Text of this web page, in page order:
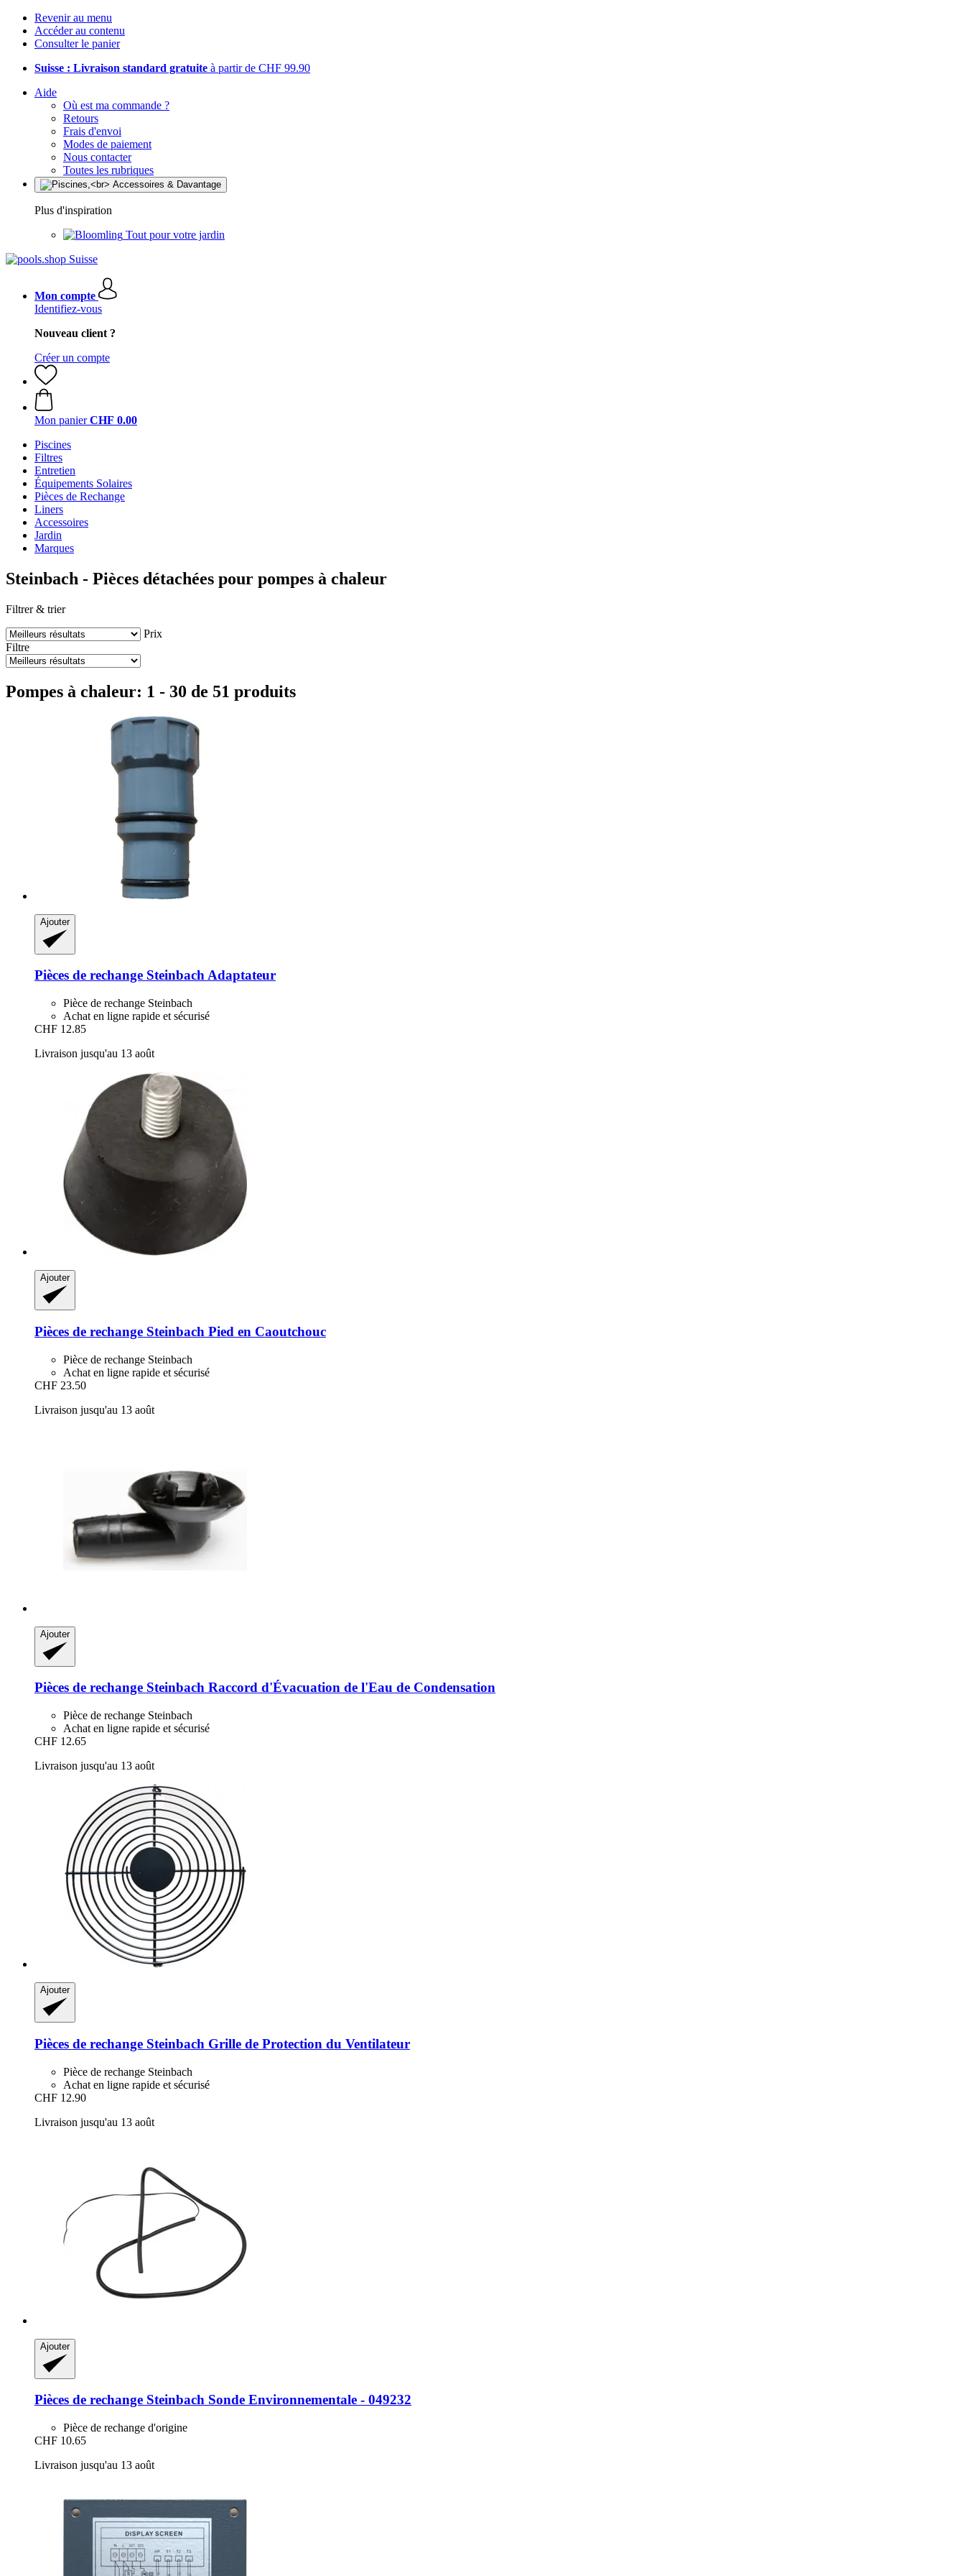
Revenir au menu
Accéder au contenu
Consulter le panier
Suisse : Livraison standard gratuite à partir de CHF 99.90
Aide
Où est ma commande ?
Retours
Frais d'envoi
Modes de paiement
Nous contacter
Toutes les rubriques
Plus d'inspiration
Tout pour votre jardin
Mon compte
Identifiez-vous
Nouveau client ?
Créer un compte
Mon panier CHF 0.00
Piscines
Filtres
Entretien
Équipements Solaires
Pièces de Rechange
Liners
Accessoires
Jardin
Marques
Steinbach - Pièces détachées pour pompes à chaleur
Filtrer & trier
Prix
Filtre
Pompes à chaleur: 1 - 30 de 51 produits
Ajouter
Pièces de rechange SteinbachAdaptateur
Pièce de rechange Steinbach
Achat en ligne rapide et sécurisé
CHF 12.85
Livraison jusqu'au 13 août
Ajouter
Pièces de rechange Steinbach Pied en Caoutchouc
Pièce de rechange Steinbach
Achat en ligne rapide et sécurisé
CHF 23.50
Livraison jusqu'au 13 août
Ajouter
Pièces de rechange Steinbach Raccord d'Évacuation de l'Eau de Condensation
Pièce de rechange Steinbach
Achat en ligne rapide et sécurisé
CHF 12.65
Livraison jusqu'au 13 août
Ajouter
Pièces de rechange Steinbach Grille de Protection du Ventilateur
Pièce de rechange Steinbach
Achat en ligne rapide et sécurisé
CHF 12.90
Livraison jusqu'au 13 août
Ajouter
Pièces de rechange Steinbach Sonde Environnementale -​ 049232
Pièce de rechange d'origine
CHF 10.65
Livraison jusqu'au 13 août